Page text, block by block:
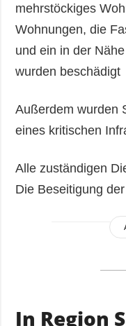
mehrstöckiges
Wohnungen, die
und ein in der
wurden beschädigt
Außerdem wurden
eines kritischen
Alle zuständigen
Die Beseitigung
In Region